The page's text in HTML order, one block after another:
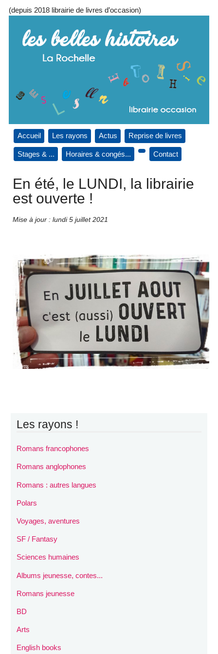
(depuis 2018 librairie de livres d’occasion)
Accueil Les rayons Actus Reprise de livres
Stages & ... Horaires & congés... Contact
En été, le LUNDI, la librairie
est ouverte !
Mise à jour : lundi 5 juillet 2021
Les rayons !
Romans francophones
Romans anglophones
Romans : autres langues
Polars
Voyages, aventures
SF / Fantasy
Sciences humaines
Albums jeunesse, contes...
Romans jeunesse
BD
Arts
English books